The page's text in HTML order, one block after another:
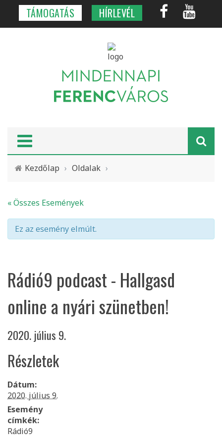
TÁMOGATÁS HÍRLEVÉL
Kezdőlap › Oldalak ›
« Összes Események
Ez az esemény elmúlt.
Rádió9 podcast - Hallgasd
online a nyári szünetben!
2020. július 9.
Részletek
Dátum:
2020. július 9.
Esemény
címkék:
Rádió9